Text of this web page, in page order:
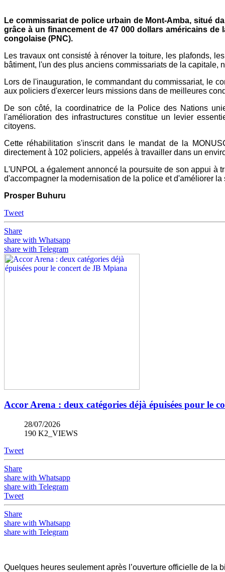
Le commissariat de police urbain de Mont-Amba, situé
grâce à un financement de 47 000 dollars américains
congolaise (PNC).
Les travaux ont consisté à rénover la toiture, les plafonds,
bâtiment, l'un des plus anciens commissariats de la
Lors de l'inauguration, le commandant du commissariat, le
aux policiers d'exercer leurs missions dans de meilleures
De son côté, la coordinatrice de la Police des Nations
l'amélioration des infrastructures constitue un levier
citoyens.
Cette réhabilitation s'inscrit dans le mandat de la
directement à 102 policiers, appelés à travailler dans un
L'UNPOL a également annoncé la poursuite de son appui à
d'accompagner la modernisation de la police et d'améliorer
Prosper Buhuru
Tweet
Share
share with Whatsapp
share with Telegram
Accor Arena : deux catégories déjà épuisées pour le
28/07/2026
190 K2_VIEWS
Tweet
Share
share with Whatsapp
share with Telegram
Tweet
Share
share with Whatsapp
share with Telegram
Quelques heures seulement après l’ouverture officielle de la